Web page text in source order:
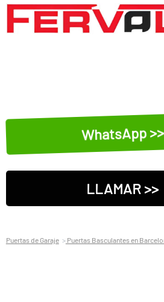
WhatsApp >>
LLAMAR >>
Puertas de Garaje Puertas Basculantes en